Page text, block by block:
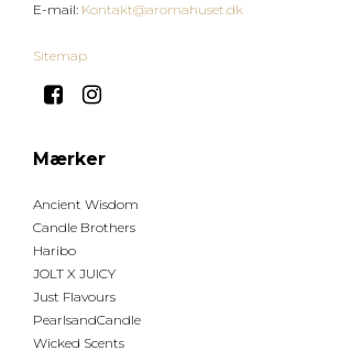
E-mail: Kontakt@aromahuset.dk
Sitemap
Mærker
Ancient Wisdom
Candle Brothers
Haribo
JOLT X JUICY
Just Flavours
PearlsandCandle
Wicked Scents